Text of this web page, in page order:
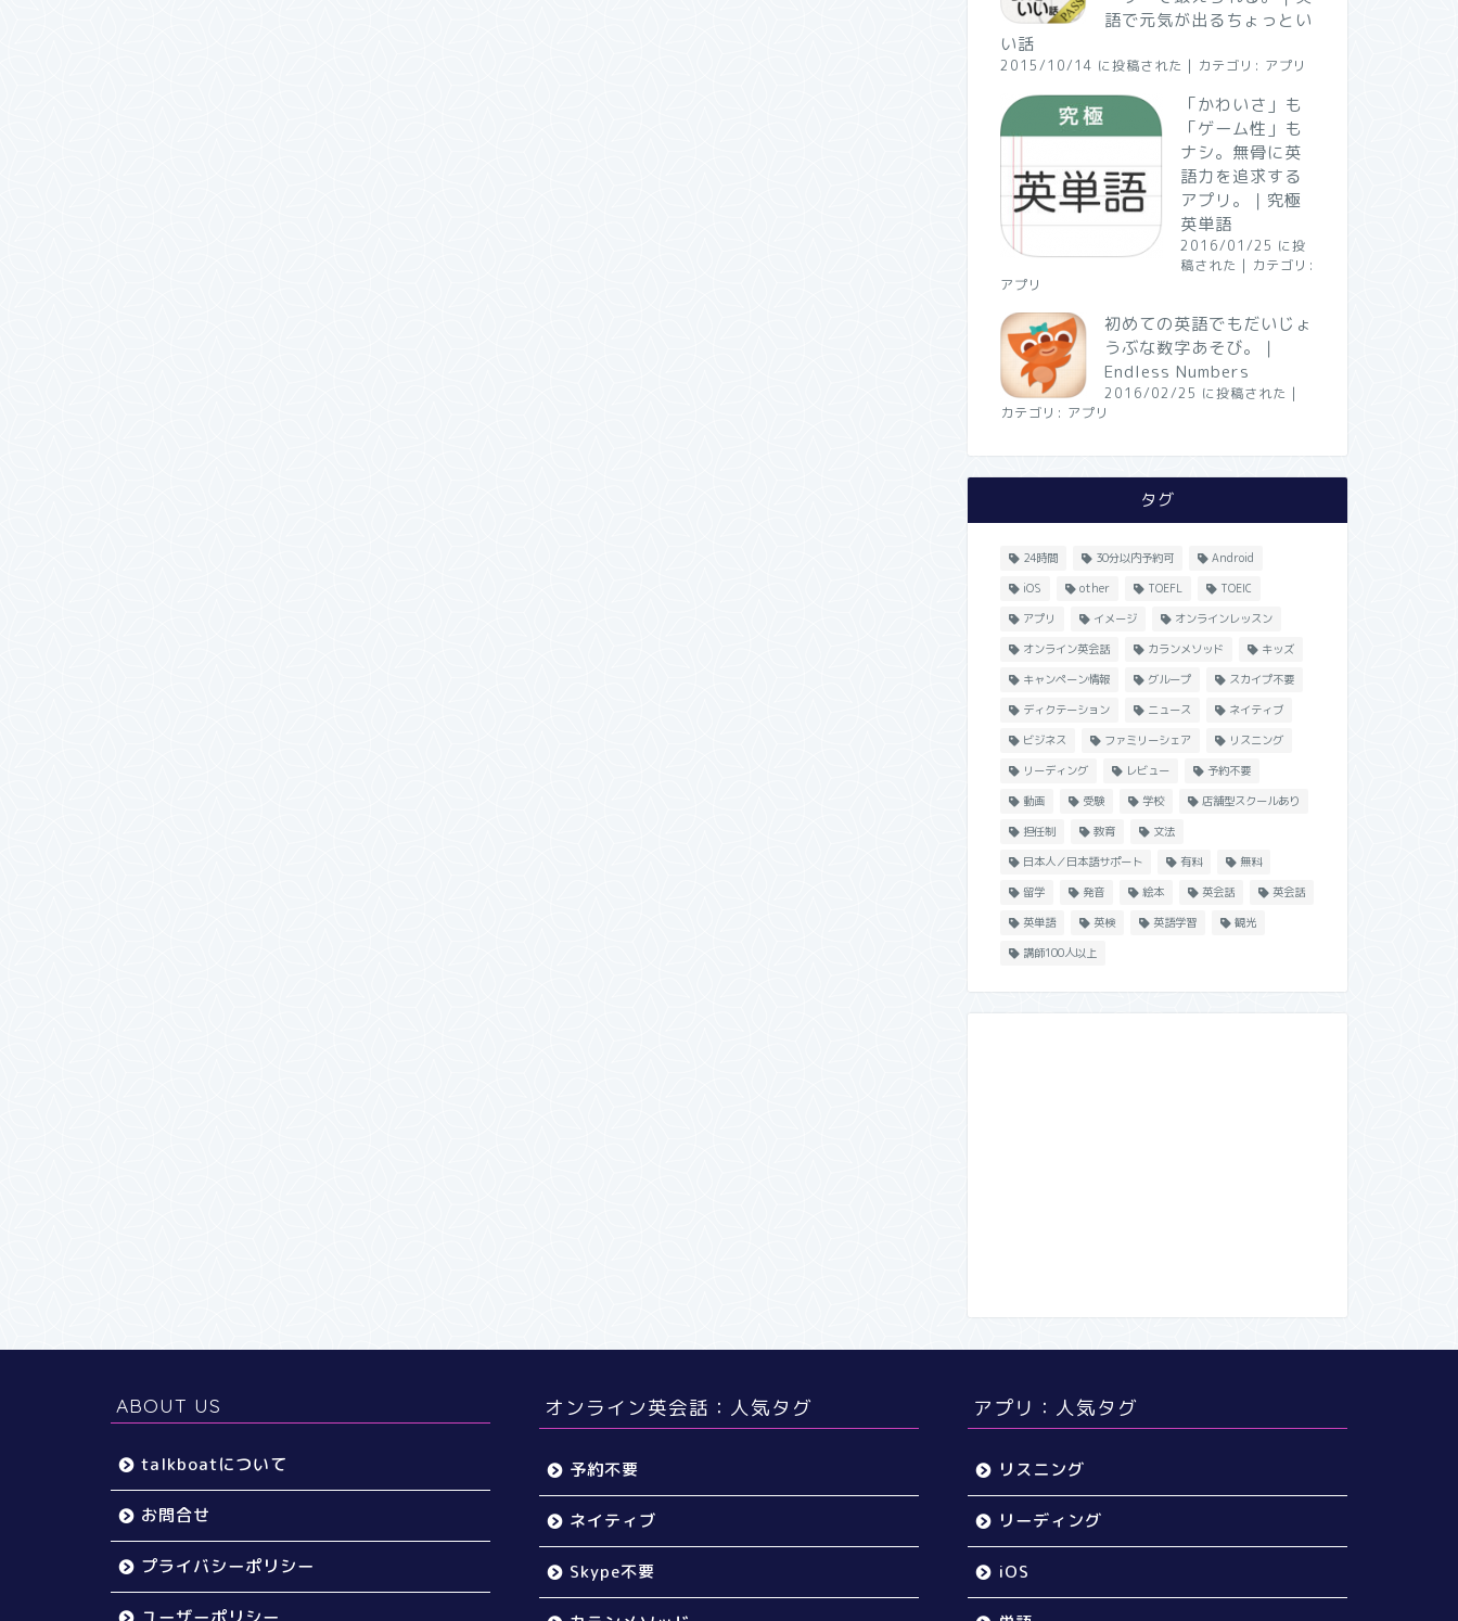
語で元気が出るちょっとい
い話
2015/10/14 に投稿された | カテゴリ: アプリ
「かわいさ」も
「ゲーム性」も
ナシ。無骨に英
語力を追求する
アプリ。｜究極
英単語
2016/01/25 に投
稿された | カテゴリ:
アプリ
初めての英語でもだいじょ
うぶな数字あそび。｜
Endless Numbers
2016/02/25 に投稿された |
カテゴリ: アプリ
タグ
24時間 30分以内予約可
Android
iOS
other TOEFL
TOEIC
アプリ
イメージ
オンラインレッスン
オンライン英会話
カランメソッド
キッズ
キャンペーン情報
グループ
スカイプ不要
ディクテーション
ニュース
ネイティブ
ビジネス
ファミリーシェア
リスニング
リーディング
レビュー
予約不要
動画
受験 学校
店舗型スクールあり
担任制
教育
文法
日本人／日本語サポート
有料
無料
留学
発音 絵本 英会話
英会話
英単語
英検 英語学習
観光
講師100人以上
ABOUT US
talkboatについて
お問合せ
プライバシーポリシー
オンライン英会話：人気タグ
予約不要
ネイティブ
Skype不要
アプリ：人気タグ
リスニング
リーディング
iOS